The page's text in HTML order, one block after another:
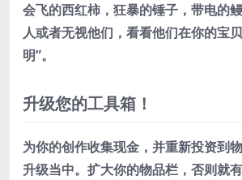
会飞的西红柿，狂暴的锤子，带电的
人或者无视他们，看看他们在你的宝
明”。
升级您的工具箱！
为你的创作收集现金，并重新投资到
升级当中。扩大你的物品栏，否则就